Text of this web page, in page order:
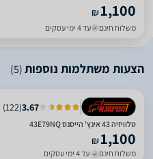
₪1,100
משלוח חינם עד 4 ימי עסקים
הצעות משתלמות נוספות(5)
3.67
(
122
)
טלוויזיה 43 אינץ' הייסנס 43E79NQ
₪1,100
משלוח חינם עד 4 ימי עסקים